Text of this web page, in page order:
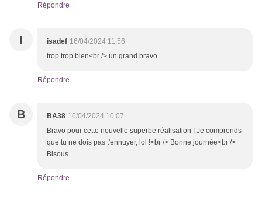
Répondre
I isadef 16/04/2024 11:56
trop trop bien<br /> un grand bravo
Répondre
B BA38 16/04/2024 10:07
Bravo pour cette nouvelle superbe réalisation ! Je comprends
que tu ne dois pas t'ennuyer, lol !<br /> Bonne journée<br />
Bisous
Répondre